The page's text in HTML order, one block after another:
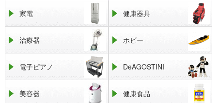
家電 健康器具
治療器 ホビー
電子ピアノ DeAGOSTINI
美容器 健康食品